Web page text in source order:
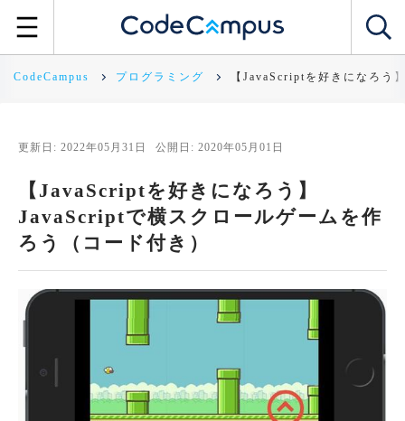
CodeCampus プログラミング 【JavaScriptを好きになろう
更新日: 2022年05月31日 公開日: 2020年05月01日
【JavaScriptを好きになろう】
JavaScriptで横スクロールゲームを作
ろう（コード付き）